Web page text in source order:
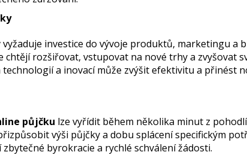
vyžaduje investice do vývoje produktů, marketingu a
chtějí rozšiřovat, vstupovat na nové trhy a zvyšovat
technologií a inovací může zvýšit efektivitu a přinést
půjčku lze vyřídit během několika minut z
výši půjčky a dobu splácení specifickým
zbytečné byrokracie a rychlé schválení žádosti.